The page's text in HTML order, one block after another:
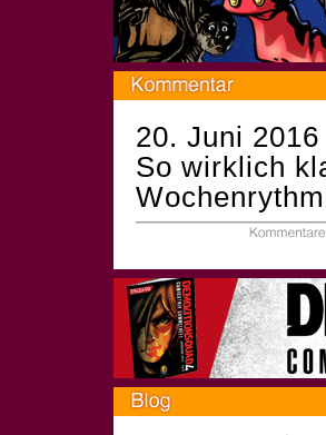
20. Juni 2016
So wirklich